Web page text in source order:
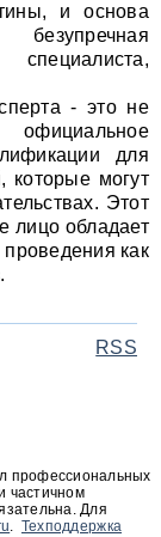
и основа
- это не
для
которые могут
Этот
лицо обладает
как
RSS
профессиональных
частичном
Для
. Техподдержка